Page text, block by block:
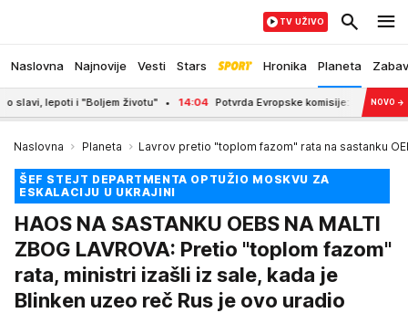
Naslovna Najnovije Vesti Stars Hronika Planeta
TV UŽIVO
lepoti i "Boljem životu" 14:04 Potvrda Evropske komisije: Srbija značajno
NOVO →
Naslovna Planeta Lavrov pretio "toplom fazom" rata na sastanku
ŠEF STEJT DEPARTMENTA OPTUŽIO MOSKVU ZA
ESKALACIJU U UKRAJINI
HAOS NA SASTANKU OEBS NA MALTI
ZBOG LAVROVA: Pretio "toplom fazom"
rata, ministri izašli iz sale, kada je
Blinken uzeo reč Rus je ovo uradio